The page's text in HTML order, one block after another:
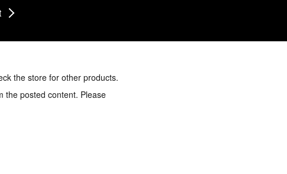
the store for other products.
the posted content. Please